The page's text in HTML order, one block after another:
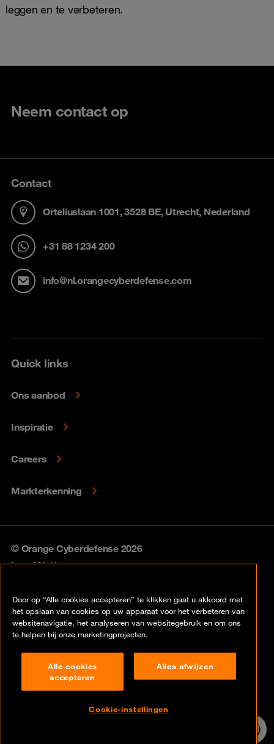
leggen en te verbeteren.
Neem contact op
Contact
Orteliuslaan 1001, 3528 BE, Utrecht, Nederland
+31 88 1234 200
info@nl.orangecyberdefense.com
Quick links
Ons aanbod
Inspiratie
Careers
Markterkenning
© Orange Cyberdefense 2026
Legal Notice
Vulnerability policy
Compliance
Door op “Alle cookies accepteren” te klikken gaat u akkoord met
het opslaan van cookies op uw apparaat voor het verbeteren van
websitenavigatie, het analyseren van websitegebruik en om ons
te helpen bij onze marketingprojecten.
Alle cookies
accepteren
Alles afwijzen
Cookie-instellingen